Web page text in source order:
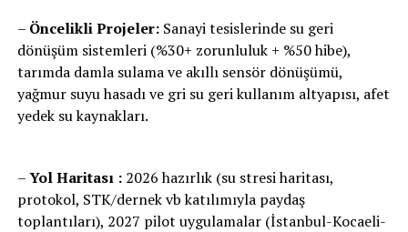
– Öncelikli Projeler:Sanayi tesislerinde su geri
dönüşüm sistemleri (%30+ zorunluluk + %50 hibe),
tarımda damla sulama ve akıllı sensör dönüşümü,
yağmur suyu hasadı ve gri su geri kullanım altyapısı, afet
yedek su kaynakları.
–Yol Haritası :2026 hazırlık (su stresi haritası,
protokol, STK/dernek vb katılımıyla paydaş
toplantıları), 2027 pilot uygulamalar (İstanbul-Kocaeli-